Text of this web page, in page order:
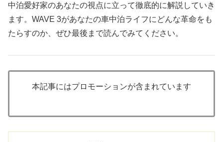
中泊愛好家のあなたの視点に立って徹底的に解説していき
ます。WAVE 3があなたの車中泊ライフにどんな革命をも
たらすのか、ぜひ最後まで読んでみてください。
本記事にはプロモーションが含まれています